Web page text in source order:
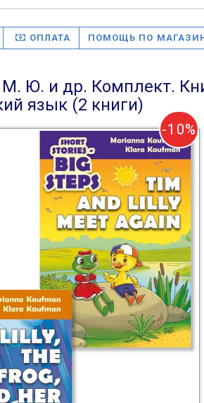
ОПЛАТА ПОМОЩЬ ПО
Ю. и др. Комплект.
язык (2 книги)
-10%